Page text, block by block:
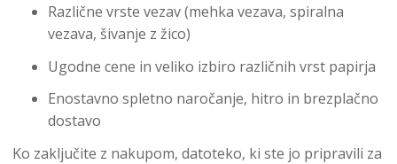
Različne vrste vezav (mehka vezava, spiralna
vezava, šivanje z žico)
Ugodne cene in veliko izbiro različnih vrst papirja
Enostavno spletno naročanje, hitro in brezplačno
dostavo
Ko zaključite z nakupom, datoteko, ki ste jo pripravili za